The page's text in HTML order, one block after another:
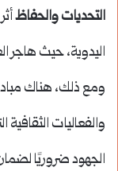
التحديات والحفاظ
اليدوية، حيث هاجر
ومع ذلك، هناك
والفعاليات
الجهود ضروريًا